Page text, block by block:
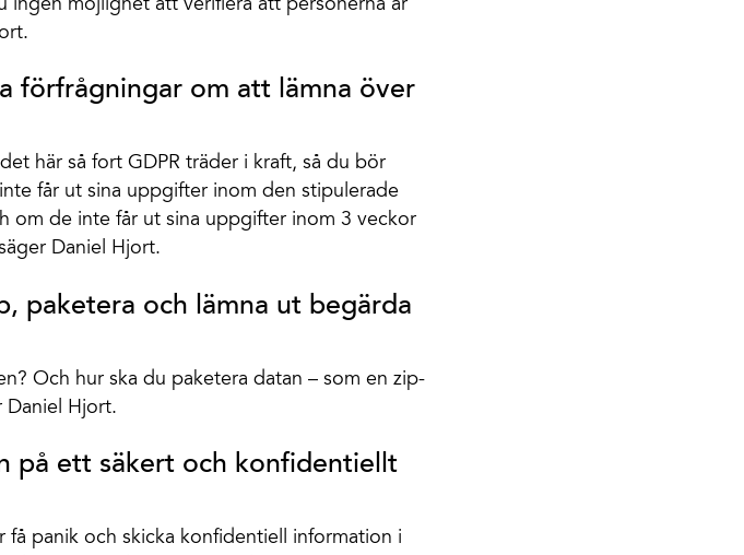
ingen möjlighet att verifiera att personerna är
förfrågningar om att lämna över
här så fort GDPR träder i kraft, så du bör
får ut sina uppgifter inom den stipulerade
om de inte får ut sina uppgifter inom 3 veckor
Daniel Hjort.
paketera och lämna ut begärda
Och hur ska du paketera datan – som en zip-
Daniel Hjort.
på ett säkert och konfidentiellt
panik och skicka konfidentiell information i